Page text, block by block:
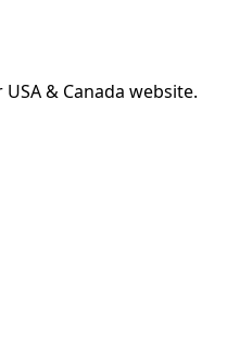
& Canada website.